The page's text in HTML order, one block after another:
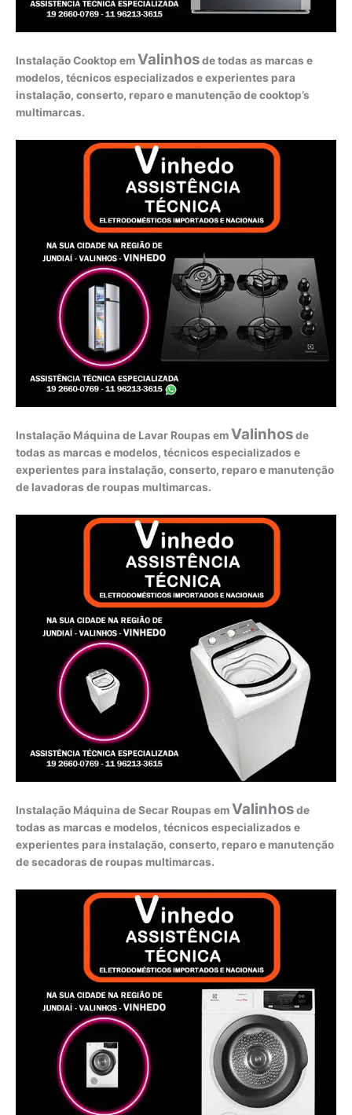
Instalação Cooktop emValinhosde todas as marcas e
modelos, técnicos especializados e experientes para
instalação, conserto, reparo e manutenção de cooktop’s
multimarcas.
Instalação Máquina de Lavar Roupas emValinhosde
todas as marcas e modelos, técnicos especializados e
experientes para instalação, conserto, reparo e manutenção
de lavadoras de roupas multimarcas.
Instalação Máquina de Secar Roupas emValinhosde
todas as marcas e modelos, técnicos especializados e
experientes para instalação, conserto, reparo e manutenção
de secadoras de roupas multimarcas.